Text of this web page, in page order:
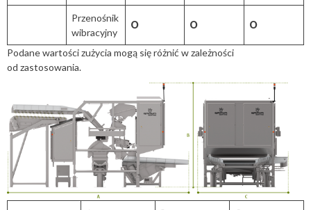
Przenośnik
wibracyjny
O O O
Podane wartości zużycia mogą się różnić w zależności
od zastosowania.